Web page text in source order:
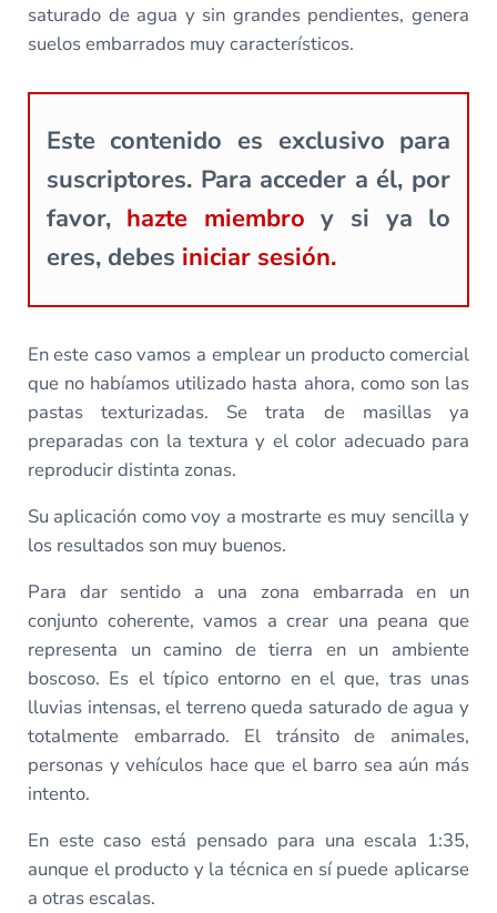
saturado de agua y sin grandes pendientes, genera
suelos embarrados muy característicos.
Este contenido es exclusivo para
suscriptores. Para acceder a él, por
favor, hazte miembro y si ya lo
eres, debes iniciar sesión.
En este caso vamos a emplear un producto comercial
que no habíamos utilizado hasta ahora, como son las
pastas texturizadas. Se trata de masillas ya
preparadas con la textura y el color adecuado para
reproducir distinta zonas.
Su aplicación como voy a mostrarte es muy sencilla y
los resultados son muy buenos.
Para dar sentido a una zona embarrada en un
conjunto coherente, vamos a crear una peana que
representa un camino de tierra en un ambiente
boscoso. Es el típico entorno en el que, tras unas
lluvias intensas, el terreno queda saturado de agua y
totalmente embarrado. El tránsito de animales,
personas y vehículos hace que el barro sea aún más
intento.
En este caso está pensado para una escala 1:35,
aunque el producto y la técnica en sí puede aplicarse
a otras escalas.